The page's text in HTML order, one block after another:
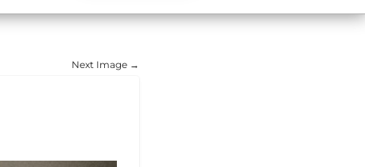
Next Image →